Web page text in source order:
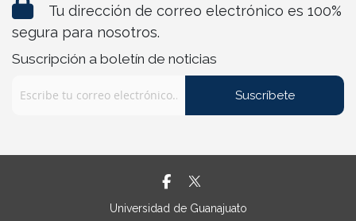
Tu dirección de correo electrónico es 100%
segura para nosotros.
Suscripción a boletín de noticias
Suscríbete
Universidad de Guanajuato